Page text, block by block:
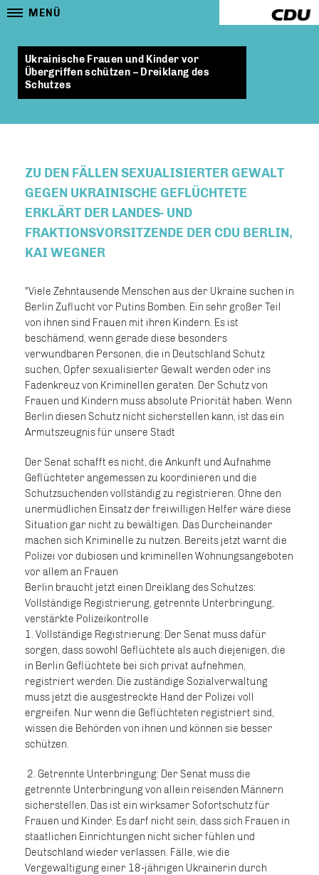
MENÜ
Ukrainische Frauen und Kinder vor
Übergriffen schützen – Dreiklang des
Schutzes
ZU DEN FÄLLEN SEXUALISIERTER GEWALT
GEGEN UKRAINISCHE GEFLÜCHTETE
ERKLÄRT DER LANDES- UND
FRAKTIONSVORSITZENDE DER CDU BERLIN,
KAI WEGNER
"Viele Zehntausende Menschen aus der Ukraine suchen in
Berlin Zuflucht vor Putins Bomben. Ein sehr großer Teil
von ihnen sind Frauen mit ihren Kindern. Es ist
beschämend, wenn gerade diese besonders
verwundbaren Personen, die in Deutschland Schutz
suchen, Opfer sexualisierter Gewalt werden oder ins
Fadenkreuz von Kriminellen geraten. Der Schutz von
Frauen und Kindern muss absolute Priorität haben. Wenn
Berlin diesen Schutz nicht sicherstellen kann, ist das ein
Armutszeugnis für unsere Stadt
Der Senat schafft es nicht, die Ankunft und Aufnahme
Geflüchteter angemessen zu koordinieren und die
Schutzsuchenden vollständig zu registrieren. Ohne den
unermüdlichen Einsatz der freiwilligen Helfer wäre diese
Situation gar nicht zu bewältigen. Das Durcheinander
machen sich Kriminelle zu nutzen. Bereits jetzt warnt die
Polizei vor dubiosen und kriminellen Wohnungsangeboten
vor allem an Frauen
Berlin braucht jetzt einen Dreiklang des Schutzes:
Vollständige Registrierung, getrennte Unterbringung,
verstärkte Polizeikontrolle
1. Vollständige Registrierung: Der Senat muss dafür
sorgen, dass sowohl Geflüchtete als auch diejenigen, die
in Berlin Geflüchtete bei sich privat aufnehmen,
registriert werden. Die zuständige Sozialverwaltung
muss jetzt die ausgestreckte Hand der Polizei voll
ergreifen. Nur wenn die Geflüchteten registriert sind,
wissen die Behörden von ihnen und können sie besser
schützen.
2. Getrennte Unterbringung: Der Senat muss die
getrennte Unterbringung von allein reisenden Männern
sicherstellen. Das ist ein wirksamer Sofortschutz für
Frauen und Kinder. Es darf nicht sein, dass sich Frauen in
staatlichen Einrichtungen nicht sicher fühlen und
Deutschland wieder verlassen. Fälle, wie die
Vergewaltigung einer 18-jährigen Ukrainerin durch